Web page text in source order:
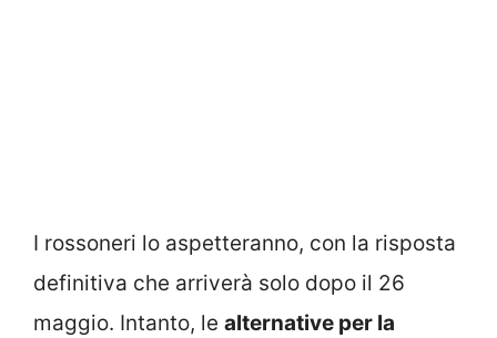
I rossoneri lo aspetteranno, con la risposta
definitiva che arriverà solo dopo il 26
maggio. Intanto, le alternative per la